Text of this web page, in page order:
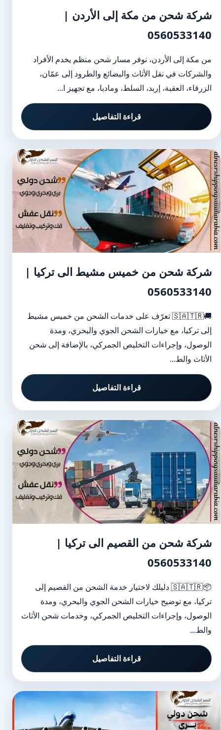
شركة شحن من مكة إلى الأردن |
0560533140
من مكة إلى الأردن، نوفر مسار شحن منظم يخدم الأفراد
والشركات في نقل الأثاث والبضائع والطرود إلى عمّان،
الزرقاء، العقبة، إربد، السلط، ومادبا، مع تجهيز ا...
قراءة التفاصيل
شركة شحن من خميس مشيط الى تركيا |
0560533140
🚚🇸🇦🇹🇷 تعرّف على خدمات الشحن من خميس مشيط
إلى تركيا، مع خيارات الشحن الجوي والبحري، ومدة
الوصول، وإجراءات التخليص الجمركي، بالإضافة إلى شحن
الأثاث والط...
قراءة التفاصيل
شركة شحن من القصيم الى تركيا |
0560533140
📦🇸🇦🇹🇷 دليلك لاختيار خدمة الشحن من القصيم إلى
تركيا، مع توضيح خيارات الشحن الجوي والبحري، ومدة
الوصول، وإجراءات التخليص الجمركي، وخدمات شحن الأثاث
والط...
قراءة التفاصيل